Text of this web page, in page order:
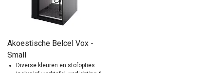
Akoestische Belcel Vox -
Small
Diverse kleuren en stofopties